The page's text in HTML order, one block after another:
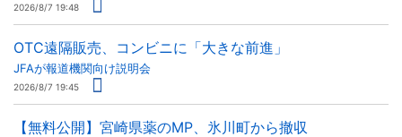
2026/8/7 19:48
OTC遠隔販売、コンビニに「大きな前進」
JFAが報道機関向け説明会
2026/8/7 19:45
【無料公開】宮崎県薬のMP、氷川町から撤収